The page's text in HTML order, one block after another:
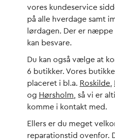
vores kundeservice
på alle hverdage samt
lørdagen. Der er
kan besvare.
Du kan også vælge at
6 butikker. Vores
placeret i bl.a. Roskilde
og Hørsholm , så vi er
komme i kontakt med.
Ellers er du meget
reparationstid ovenfor.